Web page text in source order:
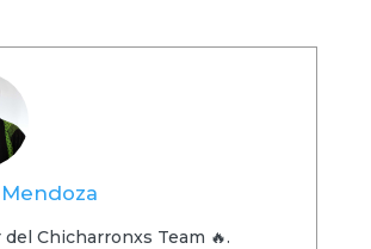
del Chicharronxs Team 🔥.